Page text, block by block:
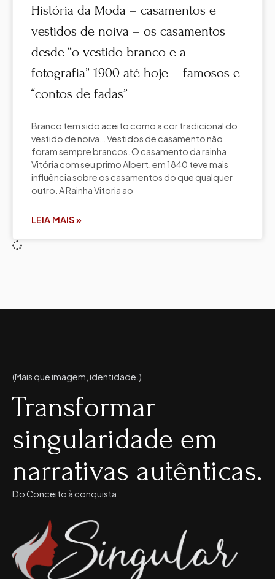
História da Moda – casamentos e
vestidos de noiva – os casamentos
desde “o vestido branco e a
fotografia” 1900 até hoje – famosos e
“contos de fadas”
Branco tem sido aceito como a cor tradicional do
vestido de noiva… Vestidos de casamento não
foram sempre brancos. O casamento da rainha
Vitória com seu primo Albert, em 1840 teve mais
influência sobre os casamentos do que qualquer
outro. A Rainha Vitoria ao
LEIA MAIS »
(Mais que imagem, identidade.)
Transformar
singularidade em
narrativas autênticas.
Do Conceito à conquista.